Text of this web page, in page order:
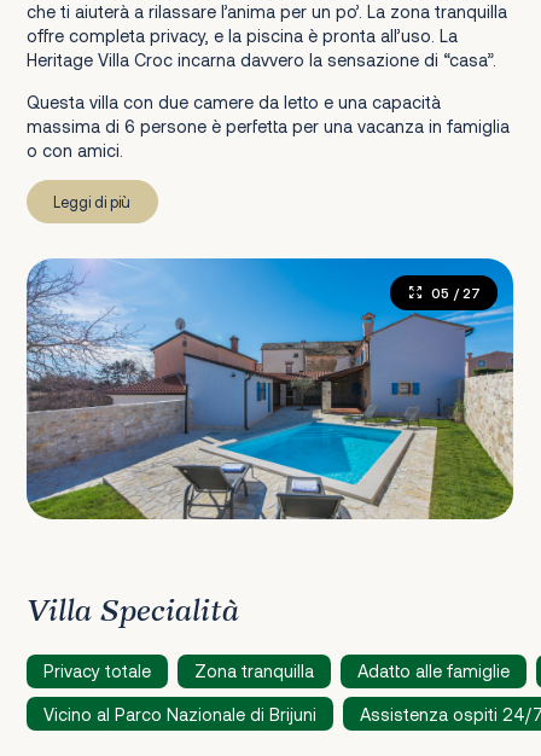
che ti aiuterà a rilassare l’anima per un po’. La zona tranquilla
offre completa privacy, e la piscina è pronta all’uso. La
Heritage Villa Croc incarna davvero la sensazione di “casa”.
Questa villa con due camere da letto e una capacità
massima di 6 persone è perfetta per una vacanza in famiglia
o con amici.
Leggi di più
05 / 27
Villa Specialità
Privacy totale Zona tranquilla Adatto alle famiglie
Vicino al Parco Nazionale di Brijuni Assistenza ospiti 24/